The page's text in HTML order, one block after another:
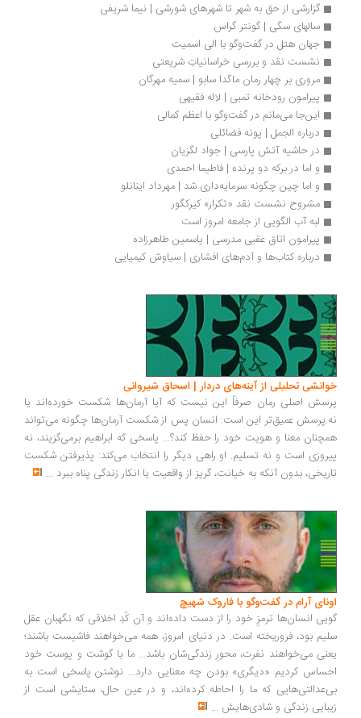
گزارشی از حق به ‌شهر تا شهرهای شورشی | نیما شریفی
سالهای سگی | گونتر گراس
جهان هتل در گفت‌وگو با الی اسمیت
نشست نقد و بررسی خراسانیاتِ شریعتی
مروری بر چهار رمان ماگدا سابو | سمیه مهرگان
پیرامون رودخانه تمبی | لاله فقیهی
این‌جا می‌مانم در گفت‌وگو با اعظم کمالی
درباره الجمل | پونه فضائلی
در حاشیه آتش پارسی | جواد لگزیان
و اما در برکه دو پرنده | فاطیما احمدی
و اما چین چگونه سرمایه‌داری شد | مهرداد اینانلو
مشروح نشست نقد «تکرار» کیرکگور
لبه آب الگویی از جامعه امروز است
پیرامون اتاق عقبی مدرسی | یاسمین طاهرزاده
درباره کتاب‌ها و آدم‌های افشاری | سیاوش کیمیایی
تحلیلی از آینه‌های دردار | اسحاق شیروانی
اصلی رمان صرفاً این نیست که آیا آرمان‌ها شکست خورده‌اند یا
عمیق‌تر این است: انسان پس از شکست آرمان‌ها چگونه می‌تواند
معنا و هویت خود را حفظ کند؟... پاسخی که ابراهیم برمی‌گزیند، نه
است و نه تسلیم. او راهی دیگر را انتخاب می‌کند: پذیرفتن شکست
بدون آنکه به خیانت، گریز از واقعیت یا انکار زندگی پناه ببرد...
آرام در گفت‌وگو با فاروک شهیچ‭
انسان‌ها ترمزِ خود را از دست داده‌اند و آن کُدِ اخلاقی که نگهبان عقل
بود، فروریخته است. در دنیای امروز، همه می‌خواهند فاشیست باشند؛
می‌خواهند نفرت، محورِ زندگی‌شان باشد... ما با گوشت و پوست خود
کردیم «دیگری» بودن چه معنایی دارد... نوشتن پاسخی است به
که ما را احاطه کرده‌اند، و در عین حال، ستایشی است از
زندگی و شادی‌هایش...